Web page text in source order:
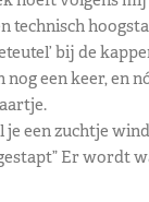
technisch
bij de
nog een keer, en
een zuchtje
Er wordt